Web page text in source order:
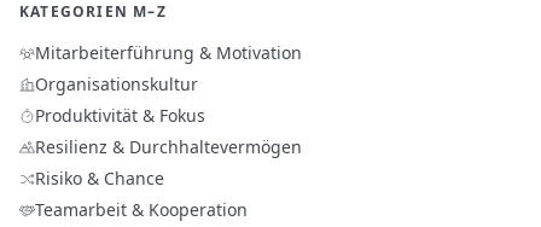
KATEGORIEN M–Z
Mitarbeiterführung & Motivation
Organisationskultur
Produktivität & Fokus
Resilienz & Durchhaltevermögen
Risiko & Chance
Teamarbeit & Kooperation